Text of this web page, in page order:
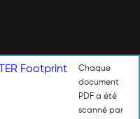
Chaque
document
PDF a été
scanné par